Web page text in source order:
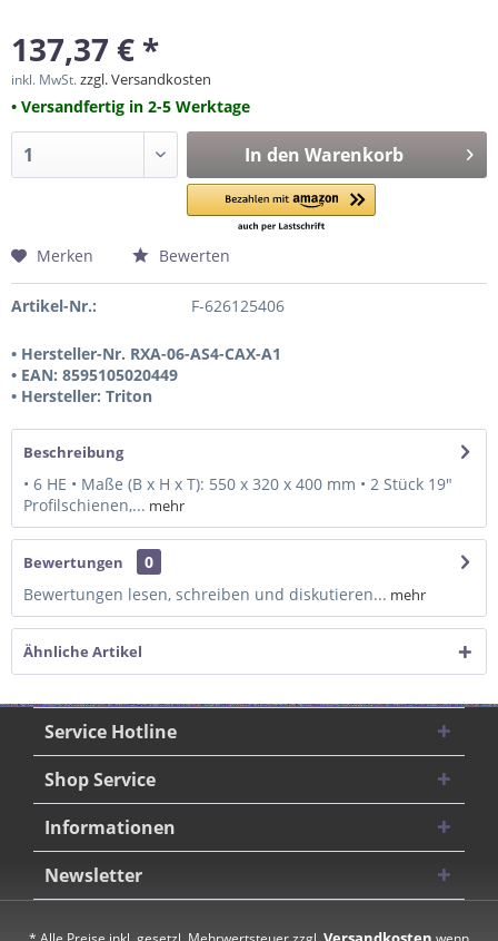
137,37 € *
inkl. MwSt.zzgl. Versandkosten
• Versandfertig in 2-5 Werktage
In den Warenkorb
Merken Bewerten
Artikel-Nr.: F-626125406
• Hersteller-Nr. RXA-06-AS4-CAX-A1
• EAN: 8595105020449
• Hersteller: Triton
Beschreibung
• 6 HE • Maße (B x H x T): 550 x 320 x 400 mm • 2 Stück 19"
Profilschienen,... mehr
Bewertungen
0
Bewertungen lesen, schreiben und diskutieren... mehr
Ähnliche Artikel
Service Hotline
Shop Service
Informationen
Newsletter